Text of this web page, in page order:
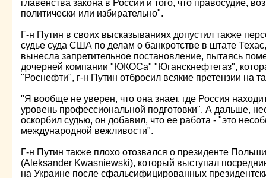
главенства закона в России и того, что правосудие,
политически или избирательно".
Г-н Путин в своих высказываниях допустил также
судье суда США по делам о банкротстве в штате
вынесла запретительное постановление, пытаясь
дочерней компании "ЮКОСа" "Юганскнефтегаз",
"Роснефти", г-н Путин отбросил всякие претензии на
"Я вообще не уверен, что она знает, где Россия
уровень профессиональной подготовки". А дальше,
оскорбил судью, он добавил, что ее работа - "это
международной вежливости".
Г-н Путин также плохо отозвался о президенте
(Aleksander Kwasniewski), который выступал
на Украине после сфальсифицированных